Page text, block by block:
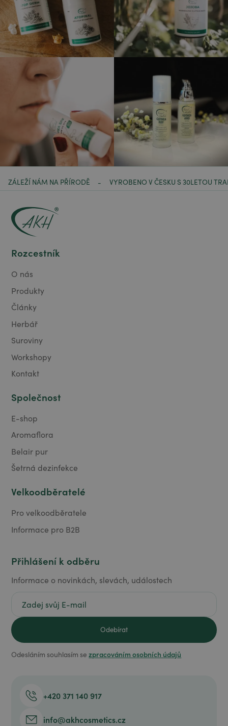
ZÁLEŽÍ NÁM NA PŘÍRODĚ - VYROBENO V ČESKU S 30LETOU
Rozcestník
O nás
Produkty
Články
Herbář
Suroviny
Workshopy
Kontakt
Společnost
E-shop
Aromaflora
Belair pur
Šetrná dezinfekce
Velkoodběratelé
Pro velkoodběratele
Informace pro B2B
Přihlášení k odběru
Informace o novinkách, slevách, událostech
Odesláním souhlasím sezpracováním osobních údajů
+420 371 140 917
info@akhcosmetics.cz